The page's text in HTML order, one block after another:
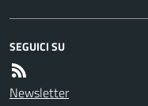
SEGUICI SU
Newsletter